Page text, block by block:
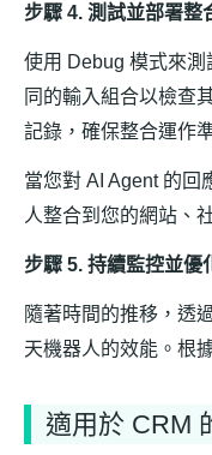
步驟 4. 測試並部署整
使用 Debug 模式來
同的輸入組合以檢查
記錄，確保整合運作
當您對 AI Agent 的回
人整合到您的網站、
步驟 5. 持續監控並優
隨著時間的推移，透
天機器人的效能。根
適用於 CRM